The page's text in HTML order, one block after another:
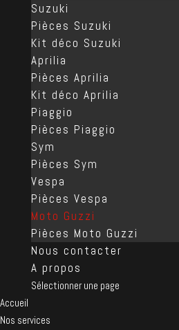
Suzuki
Pièces Suzuki
Kit déco Suzuki
Aprilia
Pièces Aprilia
Kit déco Aprilia
Piaggio
Pièces Piaggio
Sym
Pièces Sym
Vespa
Pièces Vespa
Moto Guzzi
Pièces Moto Guzzi
Nous contacter
A propos
Sélectionner une page
Accueil
Nos services